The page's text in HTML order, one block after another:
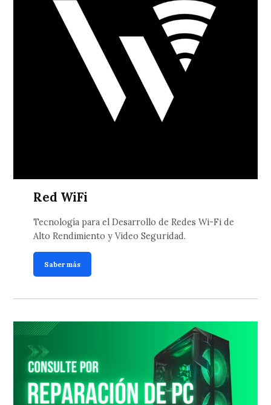
Red WiFi
Tecnología para el Desarrollo de Redes Wi-Fi de
Alto Rendimiento y Video Seguridad.
Saber más